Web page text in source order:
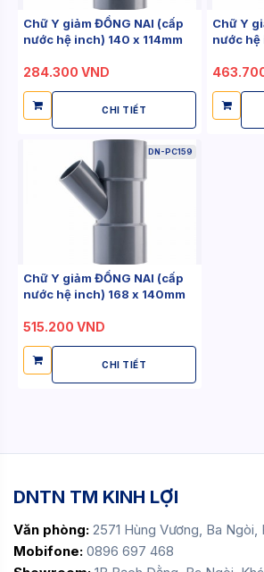
Chữ Y giảm ĐỒNG NAI (cấp
nước hệ inch) 140 x 114mm
284.300 VND
CHI TIẾT
Chữ Y
nước hệ
DN-PC159
Chữ Y giảm ĐỒNG NAI (cấp
nước hệ inch) 168 x 140mm
515.200 VND
CHI TIẾT
DNTN TM KINH LỢI
Văn phòng: 2571 Hùng Vương, Ba Ngòi,
Mobifone: 0896 697 468